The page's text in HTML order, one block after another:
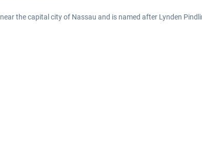
the capital city of Nassau and is named after Lynden